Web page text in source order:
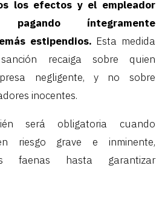
los efectos y el empleador
íntegramente
estipendios. Esta medida
recaiga sobre quien
negligente, y no sobre
inocentes.
será obligatoria cuando
riesgo grave e inminente,
faenas hasta garantizar